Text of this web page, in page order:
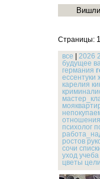
Страницы: 1
все 2026
будущее
германия
ессентуки
карелия
отношения
психолог
ростов
сочи
уход учеба
цветы цели